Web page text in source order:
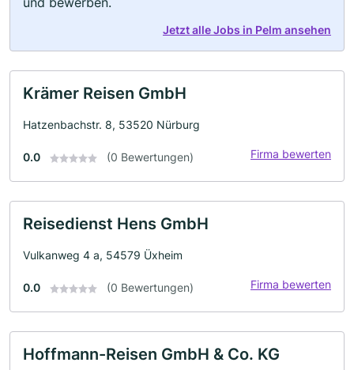
Jetzt alle Jobs in Pelm ansehen
Krämer Reisen GmbH
Hatzenbachstr. 8, 53520 Nürburg
0.0 (0 Bewertungen) Firma bewerten
Reisedienst Hens GmbH
Vulkanweg 4 a, 54579 Üxheim
0.0 (0 Bewertungen) Firma bewerten
Hoffmann-Reisen GmbH & Co. KG